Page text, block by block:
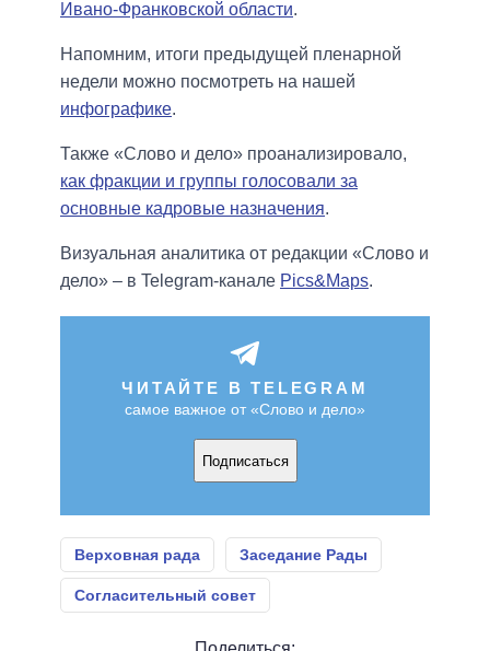
Ивано-Франковской области.
Напомним, итоги предыдущей пленарной
недели можно посмотреть на нашей
инфографике.
Также «Слово и дело» проанализировало,
как фракции и группы голосовали за
основные кадровые назначения.
Визуальная аналитика от редакции «Слово и
дело» – в Telegram-канале Pics&Maps.
ЧИТАЙТЕ В TELEGRAM
самое важное от «Слово и дело»
Подписаться
Верховная рада Заседание Рады
Согласительный совет